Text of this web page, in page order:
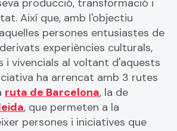
producció, transformació i
Així que, amb l'objectiu
persones entusiastes de
experiències culturals,
i vivencials al voltant d'aquests
ha arrencat amb 3 rutes
ruta de Barcelona, la de
, que permeten a la
persones i iniciatives que